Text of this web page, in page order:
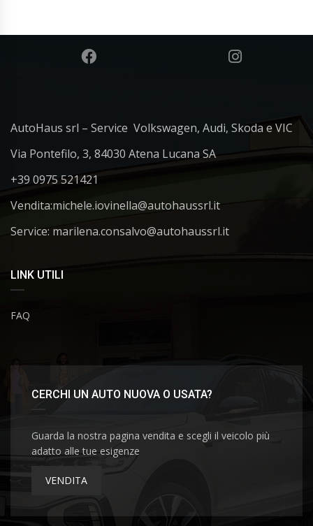
AutoHaus srl – Service Volkswagen, Audi, Skoda e VIC
Via Pontefilo, 3, 84030 Atena Lucana SA
+39 0975 521421
Vendita:michele.iovinella@autohaussrl.it
Service: marilena.consalvo@autohaussrl.it
LINK UTILI
FAQ
CERCHI UN AUTO NUOVA O USATA?
Guarda la nostra pagina vendita e scegli il veicolo più
adatto alle tue esigenze
VENDITA